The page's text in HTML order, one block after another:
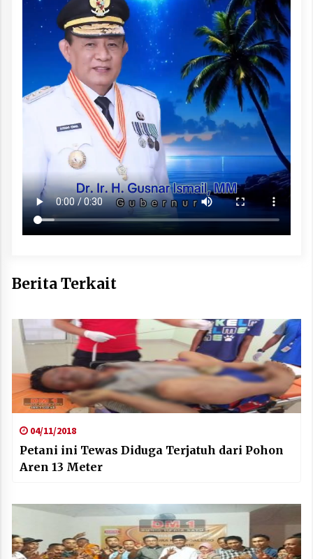
Berita Terkait
04/11/2018
Petani ini Tewas Diduga Terjatuh dari Pohon
Aren 13 Meter